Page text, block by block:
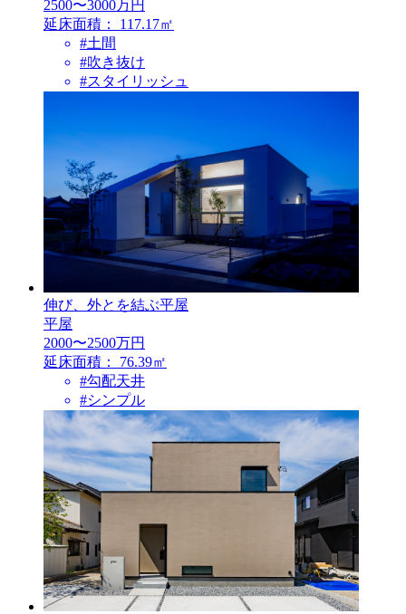
2500〜3000万円
延床面積：
117.17㎡
#土間
#吹き抜け
#スタイリッシュ
伸び、外とを結ぶ平屋
平屋
2000〜2500万円
延床面積：
76.39㎡
#勾配天井
#シンプル